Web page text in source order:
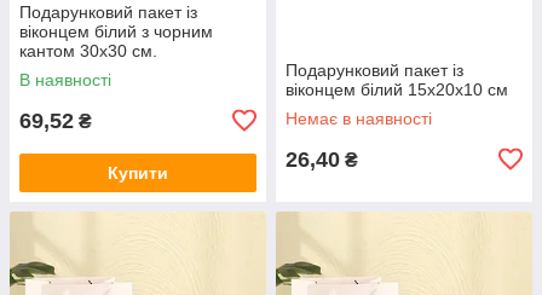
Подарунковий пакет із
віконцем білий з чорним
кантом 30х30 см.
В наявності
69,52 ₴
Купити
Подарунковий пакет із
віконцем білий 15х20х10 см
Немає в наявності
26,40 ₴